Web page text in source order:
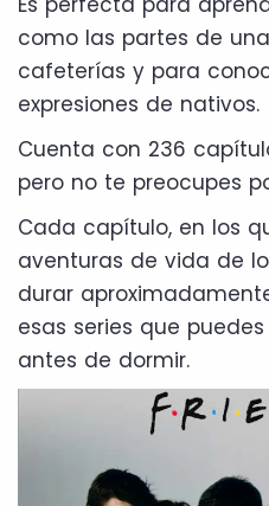
como las partes de
cafeterías y para
expresiones de nativos.
Cuenta con 236
pero no te preocupes
Cada capítulo, en los
aventuras de vida de
durar
esas series que
antes de dormir.